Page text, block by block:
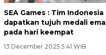
SEA Games : Tim Indonesia
dapatkan tujuh medali
pada hari keempat
13 December 2025 5:41 WIB
kejahatan
Jakarta